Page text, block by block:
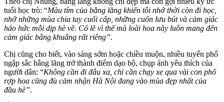
tuổi học trò: “Màu tím của bằng lăng khiến tôi nhớ thời còn đi học,
nhớ những mùa chia tay cuối cấp, những cuốn lưu bút và cảm giác
háo hức mỗi dịp hè về. Có lẽ vì thế mà loài hoa này luôn mang đến
cảm giác bâng khuâng rất riêng”.
Chị cũng cho biết, vào sáng sớm hoặc chiều muộn, nhiều tuyến phố
ngập sắc bằng lăng trở thành điểm dạo bộ, chụp ảnh yêu thích của
người dân: “Không cần đi đâu xa, chỉ cần chạy xe qua vài con phố
rợp hoa cũng đủ cảm nhận Hà Nội đang vào mùa đẹp nhất của
đầu hè”.